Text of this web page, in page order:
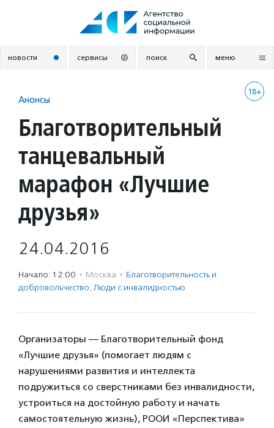
новости сервисы поиск меню
18+
Анонсы
Благотворительный
танцевальный
марафон «Лучшие
друзья»
24.04.2016
Начало: 12:00 · Москва · Благотвори­тель­ность и
доброволь­чест­во, Люди с инвалидностью
Организаторы — Благотворительный фонд
«Лучшие друзья» (помогает людям с
нарушениями развития и интеллекта
подружиться со сверстниками без инвалидности,
устроиться на достойную работу и начать
самостоятельную жизнь), РООИ «Перспектива»